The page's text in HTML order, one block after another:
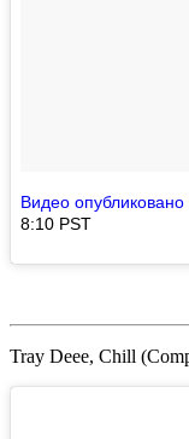
Видео
8:10 PST
Tray Deee, Chill (